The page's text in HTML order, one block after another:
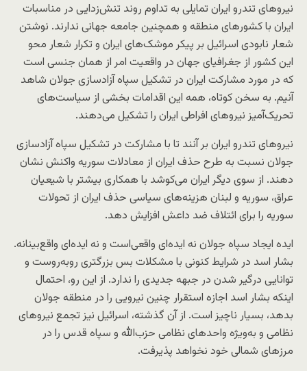
نیروهای تندرو ایران تمایلی به تداوم روند تنش‌زدایی در مناسبات
ایران با کشورهای منطقه و همچنین جامعه جهانی ندارند. نوشتن
شعار نابودی اسرائیل بر پیکر موشک‌های ایران و تکرار شعار محو
این کشور از جغرافیای جهان در واقعیت امر از همان جنسی است
که در مورد مشارکت ایران در تشکیل سپاه آزادسازی جولان شاهد
آنیم. به سخن کوتاه، همه این اقدامات بخشی از سیاست‌های
تحریک‌آمیز نیروهای افراطی ایران را تشکیل می‌دهند.
نیروهای تندرو ایران بر آنند تا با مشارکت در تشکیل سپاه آزادسازی
جولان نسبت به طرح حذف ایران از معادلات سوریه واکنش نشان
دهند. از سوی دیگر ایران می‌کوشد با همکاری بیشتر با شیعیان
عراق، سوریه و لبنان هزینه‌های سیاسی حذف ایران از تحولات
سوریه را برای ائتلاف ضد داعش افزایش دهد.
ایده ایجاد سپاه جولان نه ایده‌ای واقعی‌است و نه ایده‌ای واقع‌بینانه.
بشار اسد در شرایط کنونی با مشکلات بس بزرگتری روبه‌روست و
توانایی درگیر شدن در جبهه جدیدی را ندارد. از این رو، احتمال
اینکه بشار اسد اجازه استقرار چنین نیرویی را در منطقه جولان
بدهد، بسیار ناچیز است. از آن گذشته، اسرائیل نیز تجمع نیروهای
نظامی و به‌ویژه واحدهای نظامی حزب‌الله و سپاه قدس را در
مرزهای شمالی خود نخواهد پذیرفت.